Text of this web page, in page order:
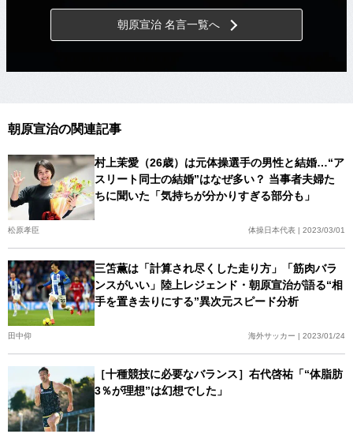
朝原宣治 名言一覧へ
朝原宣治の関連記事
村上茉愛（26歳）は元体操選手の男性と結婚…“ア
スリート同士の結婚”はなぜ多い？ 当事者夫婦た
ちに聞いた「気持ちが分かりすぎる部分も」
松原孝臣 体操日本代表 | 2023/03/01
三笘薫は「計算され尽くした走り方」「筋肉バラ
ンスがいい」陸上レジェンド・朝原宣治が語る“相
手を置き去りにする”異次元スピード分析
田中仰 海外サッカー | 2023/01/24
［十種競技に必要なバランス］右代啓祐「“体脂肪
3％が理想”は幻想でした」